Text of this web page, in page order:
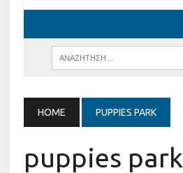
HOME PUPPIES PARK
puppies park